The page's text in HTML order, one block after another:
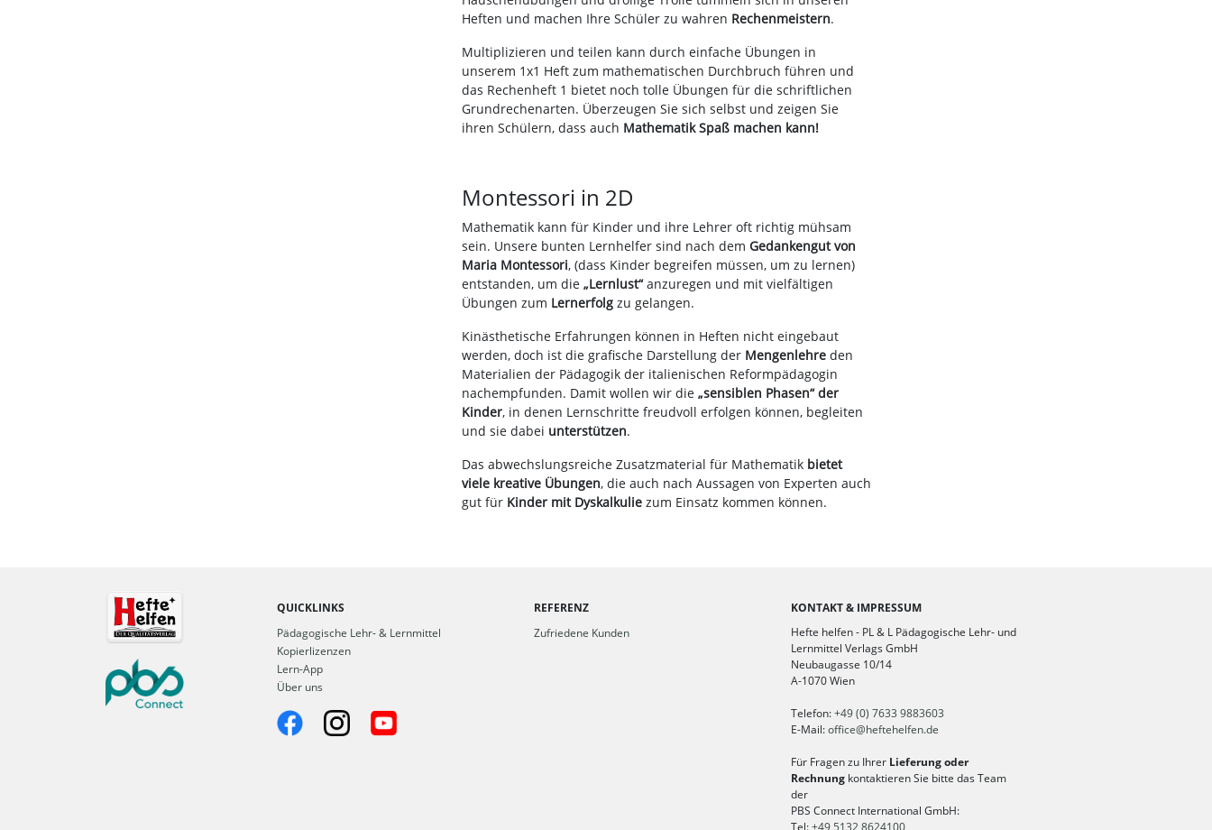
Heften und machen Ihre Schüler zu wahren Rechenmeistern.
Multiplizieren und teilen kann durch einfache Übungen in
unserem 1x1 Heft zum mathematischen Durchbruch führen und
das Rechenheft 1 bietet noch tolle Übungen für die schriftlichen
Grundrechenarten. Überzeugen Sie sich selbst und zeigen Sie
ihren Schülern, dass auch Mathematik Spaß machen kann!
Montessori in 2D
Mathematik kann für Kinder und ihre Lehrer oft richtig mühsam
sein. Unsere bunten Lernhelfer sind nach dem Gedankengut von
Maria Montessori, (dass Kinder begreifen müssen, um zu lernen)
entstanden, um die „Lernlust“anzuregen und mit vielfältigen
Übungen zum Lernerfolg zu gelangen.
Kinästhetische Erfahrungen können in Heften nicht eingebaut
werden, doch ist die grafische Darstellung der Mengenlehre den
Materialien der Pädagogik der italienischen Reformpädagogin
nachempfunden. Damit wollen wir die „sensiblen Phasen“ der
Kinder, in denen Lernschritte freudvoll erfolgen können, begleiten
und sie dabei unterstützen.
Das abwechslungsreiche Zusatzmaterial für Mathematik bietet
viele kreative Übungen, die auch nach Aussagen von Experten auch
gut für Kinder mit Dyskalkulie zum Einsatz kommen können.
QUICKLINKS
Pädagogische Lehr- & Lernmittel
Kopierlizenzen
Lern-App
Über uns
REFERENZ
Zufriedene Kunden
KONTAKT & IMPRESSUM
Hefte helfen - PL & L Pädagogische Lehr- und
Lernmittel Verlags GmbH
Neubaugasse 10/14
A-1070 Wien
Telefon:+49 (0) 7633 9883603
E-Mail:office@heftehelfen.de
Für Fragen zu Ihrer Lieferung oder
Rechnung kontaktieren Sie bitte das Team
der
PBS Connect International GmbH: